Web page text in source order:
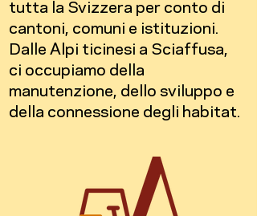
tutta la Svizzera per conto di
cantoni, comuni e istituzioni.
Dalle Alpi ticinesi a Sciaffusa,
ci occupiamo della
manutenzione, dello sviluppo e
della connessione degli habitat.